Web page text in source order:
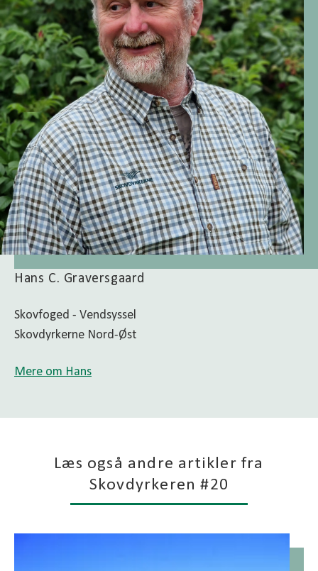
Hans C. Graversgaard
Skovfoged - Vendsyssel
Skovdyrkerne Nord-Øst
Mere om Hans
Læs også andre artikler fra
Skovdyrkeren #20